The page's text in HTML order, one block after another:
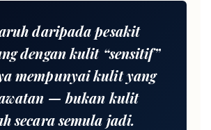
daripada pesakit
dengan kulit “sensitif”
mempunyai kulit yang
— bukan kulit
secara semula jadi.